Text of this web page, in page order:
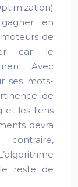
en
de
car le
Avec
ses mots-
de
et les liens
devra
reste de